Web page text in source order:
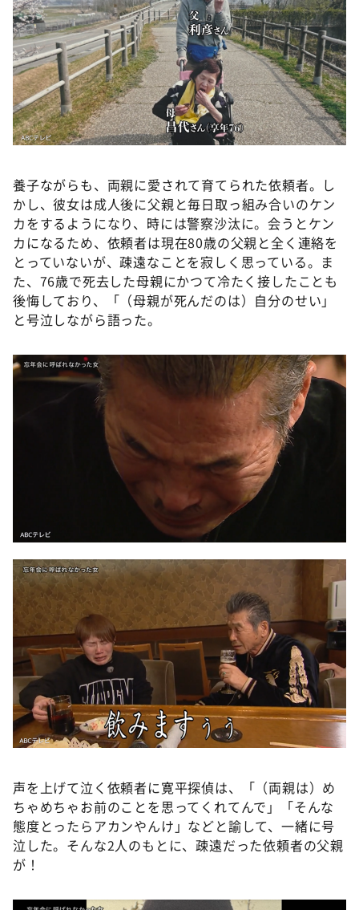
養子ながらも、両親に愛されて育てられた依頼者。し
かし、彼女は成人後に父親と毎日取っ組み合いのケン
カをするようになり、時には警察沙汰に。会うとケン
カになるため、依頼者は現在80歳の父親と全く連絡を
とっていないが、疎遠なことを寂しく思っている。ま
た、76歳で死去した母親にかつて冷たく接したことも
後悔しており、「（母親が死んだのは）自分のせい」
と号泣しながら語った。
声を上げて泣く依頼者に寛平探偵は、「（両親は）め
ちゃめちゃお前のことを思ってくれてんで」「そんな
態度とったらアカンやんけ」などと諭して、一緒に号
泣した。そんな2人のもとに、疎遠だった依頼者の父親
が！